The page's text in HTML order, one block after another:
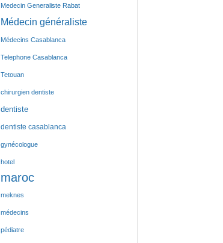
Medecin Generaliste Rabat
Médecin généraliste
Médecins Casablanca
Telephone Casablanca
Tetouan
chirurgien dentiste
dentiste
dentiste casablanca
gynécologue
hotel
maroc
meknes
médecins
pédiatre